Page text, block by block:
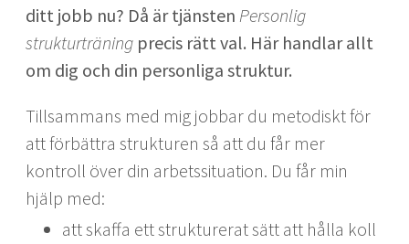
ditt jobb nu? Då är tjänsten Personlig
strukturträning precis rätt val. Här handlar allt
om dig och din personliga struktur.
Tillsammans med mig jobbar du metodiskt för
att förbättra strukturen så att du får mer
kontroll över din arbetssituation. Du får min
hjälp med:
att skaffa ett strukturerat sätt att hålla koll